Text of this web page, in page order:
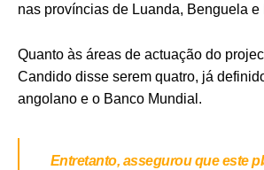
nas províncias de Luanda, Benguela e
Quanto às áreas de actuação do
Candido disse serem quatro, já
angolano e o Banco Mundial.
Entretanto, assegurou que este